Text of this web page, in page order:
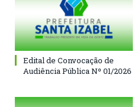
Edital de Convocação de
Audiência Pública Nº 01/2026